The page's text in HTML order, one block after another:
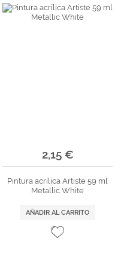
2,15 €
Pintura acrílica Artiste 59 ml
Metallic White
AÑADIR AL CARRITO